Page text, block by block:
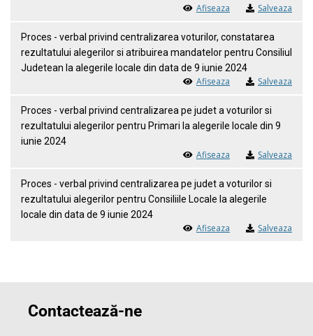
Afiseaza Salveaza
Proces - verbal privind centralizarea voturilor, constatarea
rezultatului alegerilor si atribuirea mandatelor pentru Consiliul
Judetean la alegerile locale din data de 9 iunie 2024
Afiseaza Salveaza
Proces - verbal privind centralizarea pe judet a voturilor si
rezultatului alegerilor pentru Primari la alegerile locale din 9
iunie 2024
Afiseaza Salveaza
Proces - verbal privind centralizarea pe judet a voturilor si
rezultatului alegerilor pentru Consiliile Locale la alegerile
locale din data de 9 iunie 2024
Afiseaza Salveaza